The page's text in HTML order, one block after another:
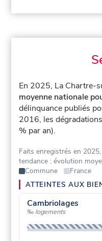
En 2025, La Chartre-
moyenne nationale
délinquance publiés
2016, les
% par an).
Faits enregistrés en
tendance : évolution
Commune
France
ATTEINTES AUX
Cambriolages
‰ logements